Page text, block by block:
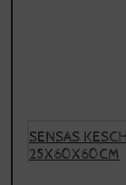
SENSAS
25X60X60CM